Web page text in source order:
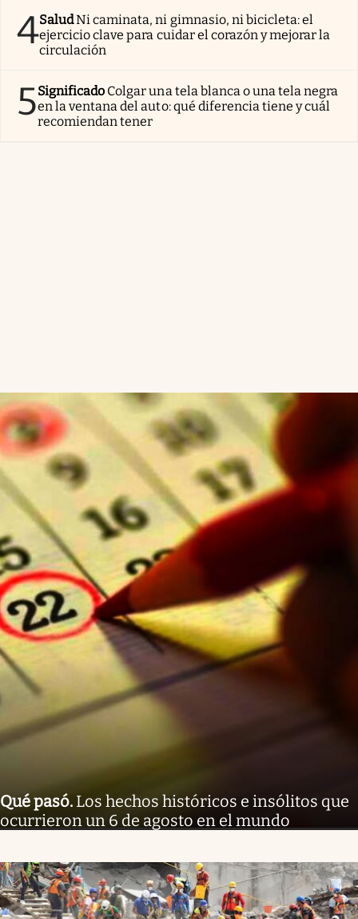
4SaludNi caminata, ni gimnasio, ni bicicleta: el
ejercicio clave para cuidar el corazón y mejorar la
circulación
5Significado Colgar una tela blanca o una tela negra
en la ventana del auto: qué diferencia tiene y cuál
recomiendan tener
Qué pasó. Los hechos históricos e insólitos que
ocurrieron un 6 de agosto en el mundo